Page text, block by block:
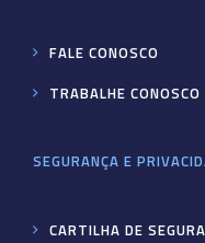
FALE CONOSCO
TRABALHE CONOSCO
SEGURANÇA E
CARTILHA DE